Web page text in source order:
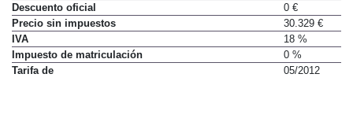
Descuento oficial
0 €
Precio sin impuestos
30.329 €
IVA
18 %
Impuesto de matriculación
0 %
Tarifa de
05/2012